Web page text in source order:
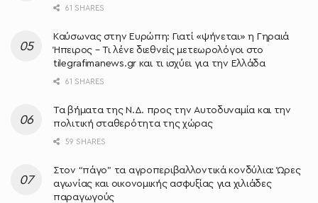
61 SHARES
Καύσωνας στην Ευρώπη: Γιατί «ψήνεται» η Γηραιά
Ήπειρος – Τι λένε διεθνείς μετεωρολόγοι στο
tilegrafimanews.gr και τι ισχύει για την Ελλάδα
61 SHARES
Τα βήματα της Ν.Δ. προς την Αυτοδυναμία και την
πολιτική σταθερότητα της χώρας
59 SHARES
Στον “πάγο” τα αγροπεριβαλλοντικά κονδύλια: Ώρες
αγωνίας και οικονομικής ασφυξίας για χιλιάδες
παραγωγούς